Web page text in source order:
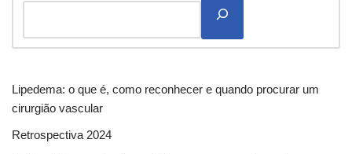
Lipedema: o que é, como reconhecer e quando procurar um
cirurgião vascular
Retrospectiva 2024